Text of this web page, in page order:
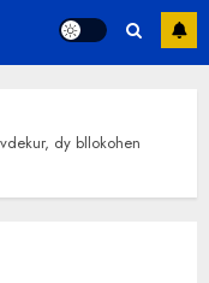
dy bllokohen